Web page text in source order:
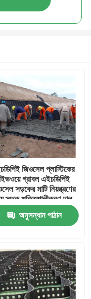
জিওসেল প্লাস্টিকের
গ্রাবল এইচডিপিই
সড়কের মাটি নিয়ন্ত্রণের
সড়ক শক্তিশালীকরণ ঢাল
ক্ষয় নিয়ন্ত্রণ গ্রাবল
অনুসন্ধান পাঠান